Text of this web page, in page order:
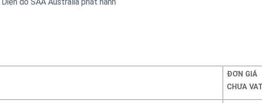
ĐƠN GIÁ
CHƯA VAT